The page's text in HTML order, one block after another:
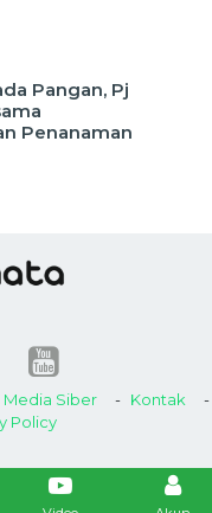
Pangan, Pj
Penanaman
Siber
Kontak
Policy